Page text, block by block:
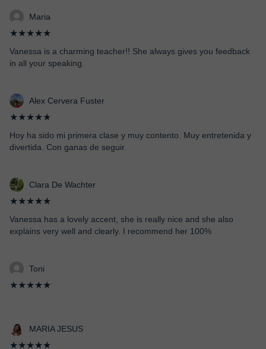
Maria
★★★★★
Vanessa is a charming teacher!! She always gives you feedback
in all your speaking.
Alex Cervera Fuster
★★★★★
Hoy ha sido mi primera clase y muy contento. Muy entretenida y
divertida. Con ganas de seguir.
Clara De Wachter
★★★★★
Vanessa has a lovely accent, she is really nice and she also
explains very well and clearly. I recommend her 100%
Toni
★★★★★
MARIA JESUS
★★★★★